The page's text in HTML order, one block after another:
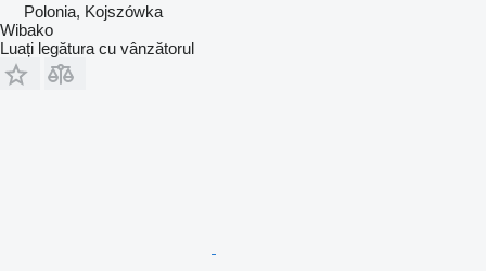
Polonia, Kojszówka
Wibako
Luați legătura cu vânzătorul